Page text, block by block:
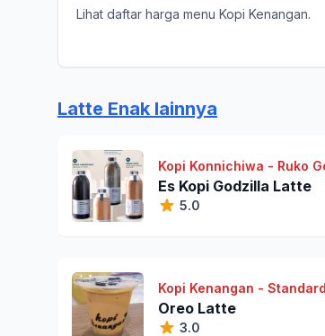
Lihat daftar harga menu Kopi Kenangan.
Latte Enak lainnya
Kopi Konnichiwa - Ruko
Es Kopi Godzilla Latte
5.0
Kopi Kenangan -
Oreo Latte
3.0